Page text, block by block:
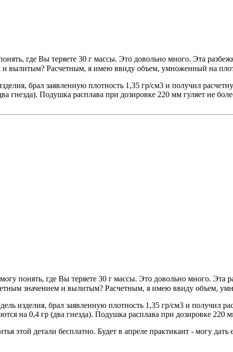
где Вы теряете 30 г массы. Это довольно много. Эта
вылитым? Расчетным, я имею ввиду объем, умноженный на
брал заявленную плотность 1,35 гр/см3 и получил
гнезда). Подушка расплава при дозировке 220 мм гуляет не
понять, где Вы теряете 30 г массы. Это довольно много. Эта
значением и вылитым? Расчетным, я имею ввиду объем,
изделия, брал заявленную плотность 1,35 гр/см3 и получил
на 0,4 гр (два гнезда). Подушка расплава при дозировке 220
этой детали бесплатно. Будет в апреле практикант - могу